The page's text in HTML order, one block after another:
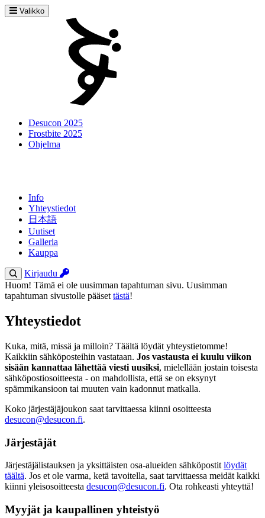
Valikko
Desucon 2025
Frostbite 2025
Ohjelma
Info
Yhteystiedot
日本語
Uutiset
Galleria
Kauppa
Kirjaudu
Huom! Tämä ei ole uusimman tapahtuman sivu. Uusimman
tapahtuman sivustolle pääset tästä!
Yhteystiedot
Kuka, mitä, missä ja milloin? Täältä löydät yhteystietomme!
Kaikkiin sähköposteihin vastataan. Jos vastausta ei kuulu viikon
sisään kannattaa lähettää viesti uusiksi, mielellään jostain toisesta
sähköpostiosoitteesta - on mahdollista, että se on eksynyt
spämmikansioon tai muuten vain kadonnut matkalla.
Koko järjestäjäjoukon saat tarvittaessa kiinni osoitteesta
desucon@desucon.fi.
Järjestäjät
Järjestäjälistauksen ja yksittäisten osa-alueiden sähköpostit löydät
täältä. Jos et ole varma, ketä tavoitella, saat tarvittaessa meidät kaikki
kiinni yleisosoitteesta desucon@desucon.fi. Ota rohkeasti yhteyttä!
Myyjät ja kaupallinen yhteistyö